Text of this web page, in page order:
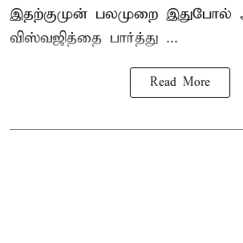
இதற்குமுன் பலமுறை இதுபோல்
விஸ்வஜித்தை பார்த்து ...
Read More